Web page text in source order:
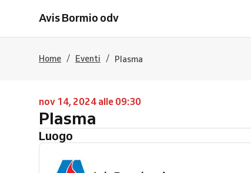
Avis Bormio odv
Home / Eventi / Plasma
nov 14, 2024 alle 09:30
Plasma
Luogo